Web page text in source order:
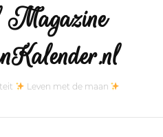
Magazine
Leven met de maan